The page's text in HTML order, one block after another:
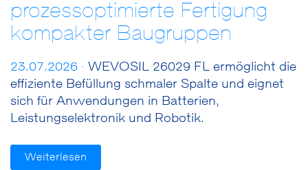
prozessoptimierte Fertigung
kompakter Baugruppen
23.07.2026 · WEVOSIL 26029 FL ermöglicht die
effiziente Befüllung schmaler Spalte und eignet
sich für Anwendungen in Batterien,
Leistungselektronik und Robotik.
Weiterlesen